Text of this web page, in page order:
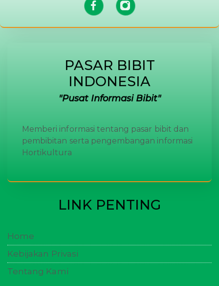
PASAR BIBIT
INDONESIA
Pusat Informasi Bibit
Memberi informasi tentang pasar bibit dan
pembibitan serta pengembangan informasi
Hortikultura
LINK PENTING
Home
Kebijakan Privasi
Tentang Kami